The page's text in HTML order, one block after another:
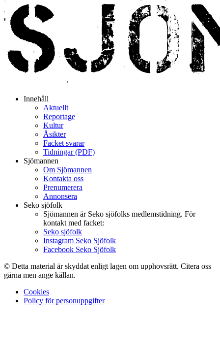
Innehåll
Aktuellt
Reportage
Kultur
Åsikter
Facket svarar
Tidningar (PDF)
Sjömannen
Om Sjömannen
Kontakta oss
Prenumerera
Annonsera
Seko sjöfolk
Sjömannen är Seko sjöfolks medlemstidning. För
kontakt med facket:
Seko sjöfolk
Instagram Seko Sjöfolk
Facebook Seko Sjöfolk
© Detta material är skyddat enligt lagen om upphovsrätt. Citera oss
gärna men ange källan.
Cookies
Policy för personuppgifter